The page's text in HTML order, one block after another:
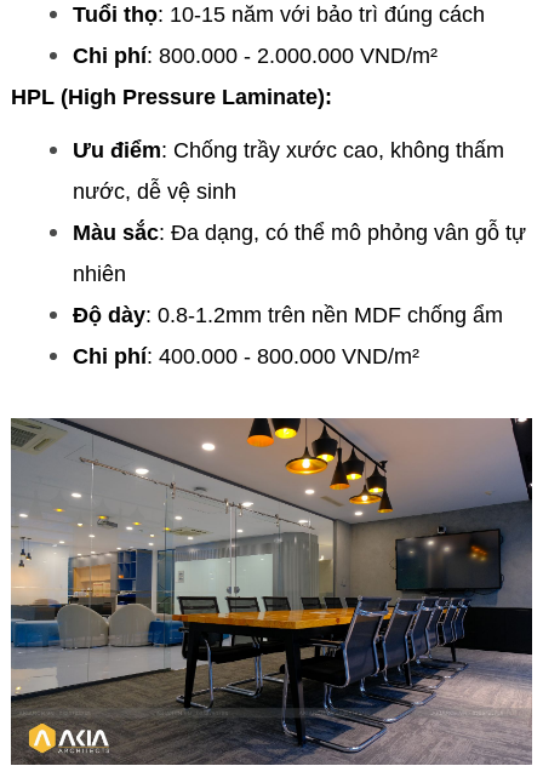
Tuổi thọ: 10-15 năm với bảo trì đúng cách
Chi phí: 800.000 - 2.000.000 VND/m²
HPL (High Pressure Laminate):
Ưu điểm: Chống trầy xước cao, không thấm
nước, dễ vệ sinh
Màu sắc: Đa dạng, có thể mô phỏng vân gỗ tự
nhiên
Độ dày: 0.8-1.2mm trên nền MDF chống ẩm
Chi phí: 400.000 - 800.000 VND/m²